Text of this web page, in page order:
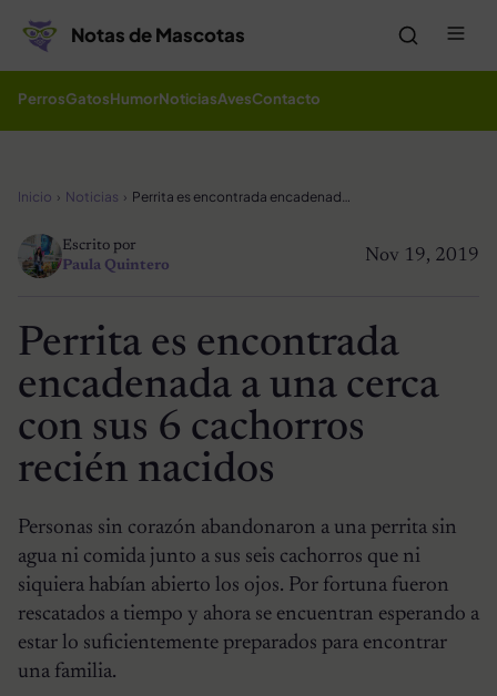
Notas de Mascotas
PerrosGatosHumorNoticiasAvesContacto
Inicio Noticias Perrita es encontrada encadenada a una cerca con sus 6 cachorros recién nacidos
Nov 19, 2019
Escrito por
Paula Quintero
Perrita es encontrada
encadenada a una cerca
con sus 6 cachorros
recién nacidos
Personas sin corazón abandonaron a una perrita sin
agua ni comida junto a sus seis cachorros que ni
siquiera habían abierto los ojos. Por fortuna fueron
rescatados a tiempo y ahora se encuentran esperando a
estar lo suficientemente preparados para encontrar
una familia.